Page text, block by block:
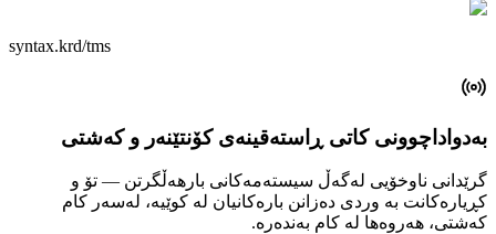
syntax.krd/tms
بەدواداچوونی کاتی ڕاستەقینەی کۆنتێنەر و کەشتی
گرێدانی ناوخۆیی لەگەڵ سیستەمەکانی بارهەڵگرتن — تۆ و
کڕیارەکانت بە وردی دەزانن بارەکانیان لە کوێیە، لەسەر کام
کەشتی، هەروەها لە کام بەندەرە.